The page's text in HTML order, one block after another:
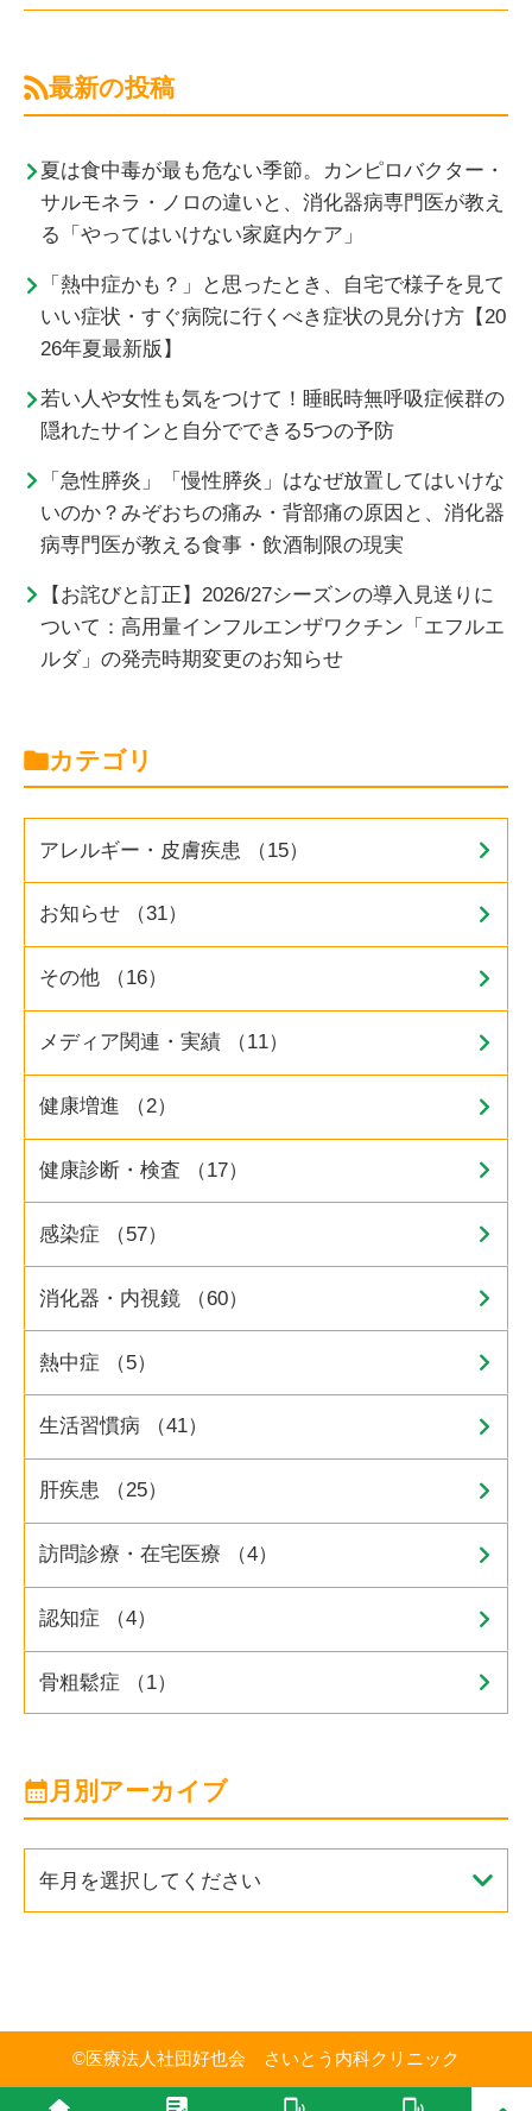
最新の投稿
夏は食中毒が最も危ない季節。カンピロバクター・
サルモネラ・ノロの違いと、消化器病専門医が教え
る「やってはいけない家庭内ケア」
「熱中症かも？」と思ったとき、自宅で様子を見て
いい症状・すぐ病院に行くべき症状の見分け方【20
26年夏最新版】
若い人や女性も気をつけて！睡眠時無呼吸症候群の
隠れたサインと自分でできる5つの予防
「急性膵炎」「慢性膵炎」はなぜ放置してはいけな
いのか？みぞおちの痛み・背部痛の原因と、消化器
病専門医が教える食事・飲酒制限の現実
【お詫びと訂正】2026/27シーズンの導入見送りに
ついて：高用量インフルエンザワクチン「エフルエ
ルダ」の発売時期変更のお知らせ
カテゴリ
アレルギー・皮膚疾患 （15）
お知らせ （31）
その他 （16）
メディア関連・実績 （11）
健康増進 （2）
健康診断・検査 （17）
感染症 （57）
消化器・内視鏡 （60）
熱中症 （5）
生活習慣病 （41）
肝疾患 （25）
訪問診療・在宅医療 （4）
認知症 （4）
骨粗鬆症 （1）
月別アーカイブ
年月を選択してください
PAGE T
©医療法人社団好也会 さいとう内科クリニック